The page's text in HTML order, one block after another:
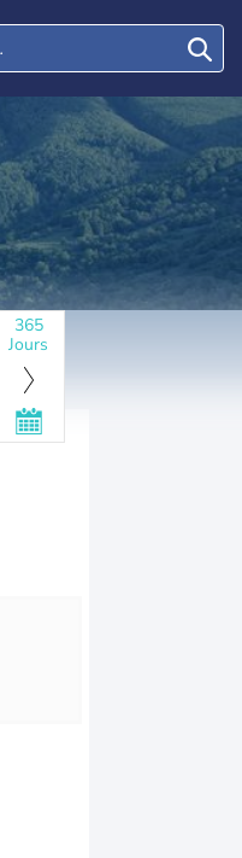
365
Jours